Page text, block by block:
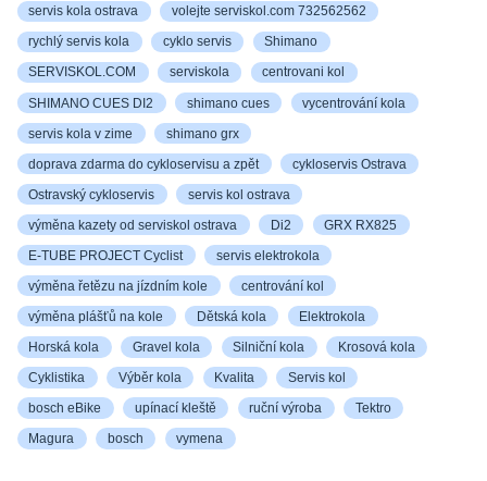
servis kola ostrava volejte serviskol.com 732562562
rychlý servis kola cyklo servis Shimano
SERVISKOL.COM serviskola centrovani kol
SHIMANO CUES DI2 shimano cues vycentrování kola
servis kola v zime shimano grx
doprava zdarma do cykloservisu a zpět cykloservis Ostrava
Ostravský cykloservis servis kol ostrava
výměna kazety od serviskol ostrava Di2 GRX RX825
E-TUBE PROJECT Cyclist servis elektrokola
výměna řetězu na jízdním kole centrování kol
výměna plášťů na kole Dětská kola Elektrokola
Horská kola Gravel kola Silniční kola Krosová kola
Cyklistika Výběr kola Kvalita Servis kol
bosch eBike upínací kleště ruční výroba Tektro
Magura bosch vymena